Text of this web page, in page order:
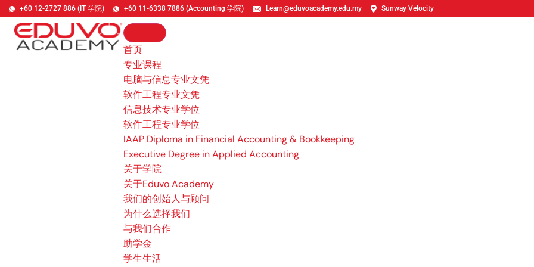
+60 12-2727 886 (IT 学院) +60 11-6338 7886 (Accounting 学院) Learn@eduvoacademy.edu.my Sunway Velocity
首页
专业课程
电脑与信息专业文凭
软件工程专业文凭
信息技术专业学位
软件工程专业学位
IAAP Diploma in Financial Accounting & Bookkeeping
Executive Degree in Applied Accounting
关于学院
关于Eduvo Academy
我们的创始人与顾问
为什么选择我们
与我们合作
助学金
学生生活